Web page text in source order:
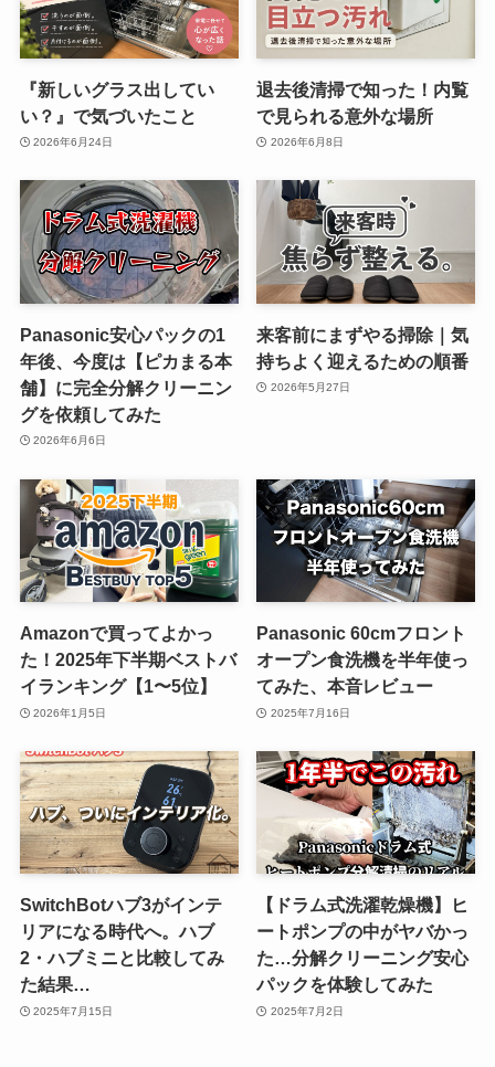
『新しいグラス出してい
い？』で気づいたこと
2026年6月24日
退去後清掃で知った！内覧
で見られる意外な場所
2026年6月8日
Panasonic安心パックの1
年後、今度は【ピカまる本
舗】に完全分解クリーニン
グを依頼してみた
2026年6月6日
来客前にまずやる掃除｜気
持ちよく迎えるための順番
2026年5月27日
Amazonで買ってよかっ
た！2025年下半期ベストバ
イランキング【1〜5位】
2026年1月5日
Panasonic 60cmフロント
オープン食洗機を半年使っ
てみた、本音レビュー
2025年7月16日
SwitchBotハブ3がインテ
リアになる時代へ。ハブ
2・ハブミニと比較してみ
た結果…
2025年7月15日
【ドラム式洗濯乾燥機】ヒ
ートポンプの中がヤバかっ
た…分解クリーニング安心
パックを体験してみた
2025年7月2日